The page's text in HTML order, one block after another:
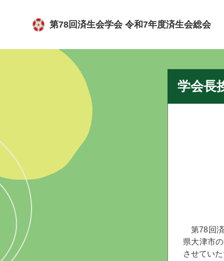
第78回済生会学会 令和7年度済生会総会
学会長
第78回
県大津市
させてい